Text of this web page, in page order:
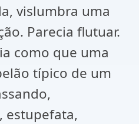
vislumbra uma
Parecia flutuar.
como que uma
típico de um
estupefata,